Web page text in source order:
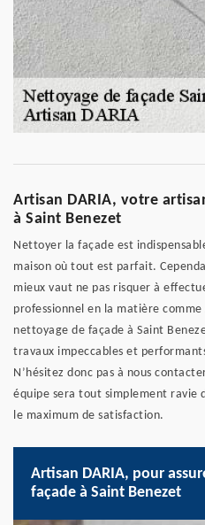
Artisan DARIA, votre
à Saint Benezet
Nettoyer la façade est
maison où tout est parfait.
mieux vaut ne pas risquer à
professionnel en la matière
nettoyage de façade à Saint
travaux impeccables et
N’hésitez donc pas à nous
équipe sera tout simplement ravie
le maximum de satisfaction.
Artisan DARIA, pour
façade à Saint Benezet